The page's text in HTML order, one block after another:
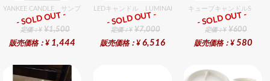
YANKEE CANDLE サンプラー3個・ホルダーセット フルーツ
ギフト
定価：¥ ¥1,500
販売価格：¥ 1,444
- SOLD OUT -
LEDキャンドル LUMINARA（ルミナラ） アイボリー
ギフト
定価：¥ ¥7,000
販売価格：¥ 6,516
- SOLD OUT -
キューブキャンドルS
ギフト
定価：¥ ¥600
販売価格：¥ 580
- SOLD OUT -